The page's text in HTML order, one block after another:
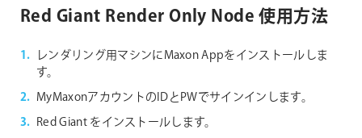
Red Giant Render Only Node 使用方法
レンダリング用マシンにMaxon Appをインストールしま
す。
MyMaxonアカウントのIDとPWでサインインします。
Red Giant をインストールします。